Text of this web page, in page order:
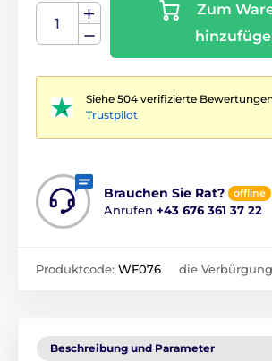
Zum
Siehe 504 verifizierte
Trustpilot
Brauchen Sie Rat? offline
Anrufen +43 676 361 37 22
Produktcode: WF076 die
Beschreibung und Parameter